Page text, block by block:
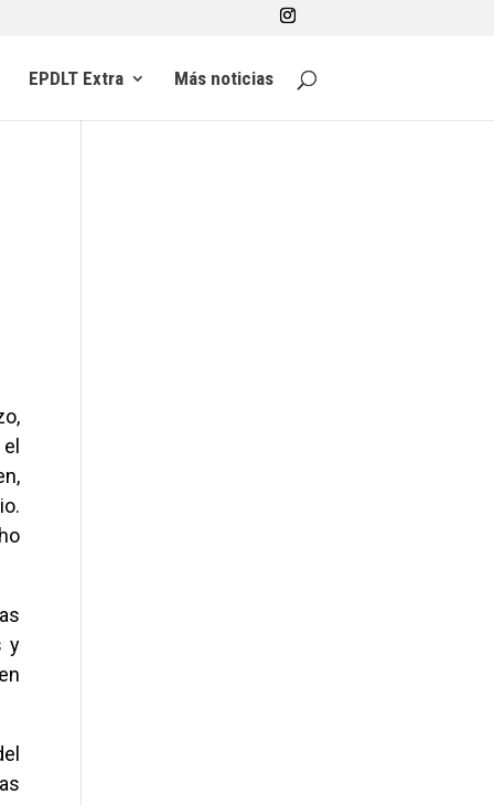
EPDLT Extra Más noticias
y